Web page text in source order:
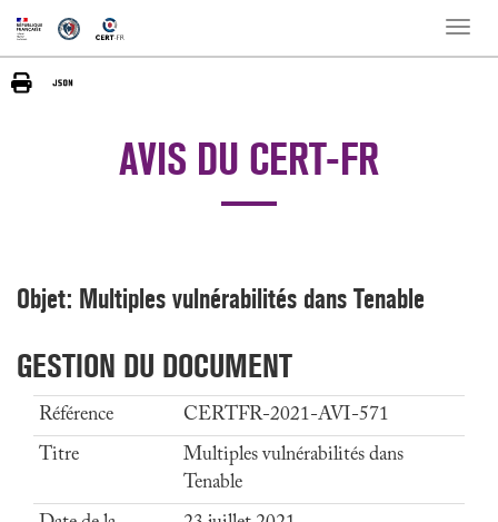
Toggle
AVIS DU CERT-FR
Objet: Multiples vulnérabilités dans Tenable
GESTION DU DOCUMENT
Référence
CERTFR-2021-AVI-571
Titre
Multiples vulnérabilités dans
Tenable